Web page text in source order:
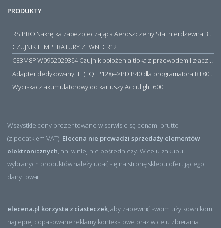
PRODUKTY
RS PRO Nakrętka zabezpieczająca Aeroszczelny Stal nierdzewna 316 Zwykłe
CZUJNIK TEMPERATURY ZEWN. CR12
CE3M8P W0952029394 Czujnik położenia tłoka z przewodem i złączem M8, PNP NO, 10...30VDC, 100mA, METALWORK, METAL WORK jak MZT1-0
Adapter dedykowany ITE(LQFP128)-->PDIP40 dla programatora RT809H/RT809F (simple)
Wyciskacz akumulatorowy do kartuszy Acculight 600
Wszystkie ceny prezentowane w serwisie są cenami brutto
(z podatkiem VAT). Elecena nie prowadzi sprzedaży elementów
elektronicznych , ani w niej nie pośredniczy. W celu zakupu
wybranych produktów należy udać się na stronę sklepu oferującego
dany towar.
elecena.pl korzysta z ciasteczek , aby zapewnić swoim użytkownikom
najlepiej dopasowane reklamy kontekstowe oraz w celu zbierania